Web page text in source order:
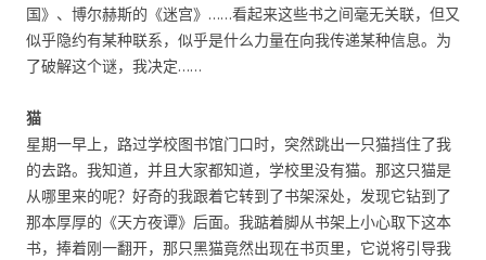
国》、博尔赫斯的《迷宫》……看起来这些书之间毫无关联，但又
似乎隐约有某种联系，似乎是什么力量在向我传递某种信息。为
了破解这个谜，我决定……
猫
星期一早上，路过学校图书馆门口时，突然跳出一只猫挡住了我
的去路。我知道，并且大家都知道，学校里没有猫。那这只猫是
从哪里来的呢？好奇的我跟着它转到了书架深处，发现它钻到了
那本厚厚的《天方夜谭》后面。我踮着脚从书架上小心取下这本
书，捧着刚一翻开，那只黑猫竟然出现在书页里，它说将引导我